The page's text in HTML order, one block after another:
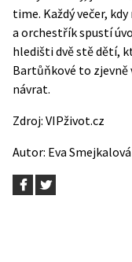
time. Každý večer,
a orchestřík spustí
hledišti dvě stě dětí,
Bartůňkové to zjevně
návrat.
Zdroj: VIPživot.cz
Autor: Eva Smejkalová